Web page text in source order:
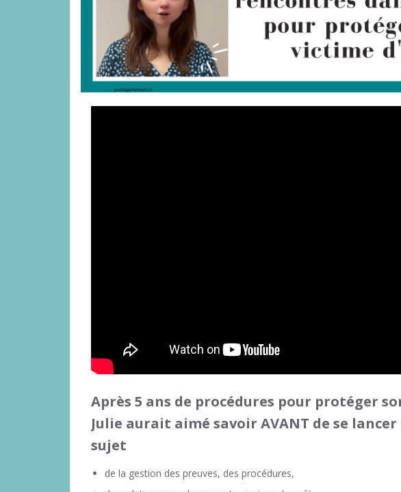
Après 5 ans de procédures pour protéger
Julie aurait aimé savoir AVANT de se
sujet
de la gestion des preuves, des procédures,